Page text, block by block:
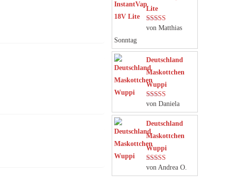
Lite
Bewertet mit
von Matthias
Sonntag
Deutschland
Maskottchen
Wuppi
Bewertet mit
5von 5
von Daniela
Deutschland
Maskottchen
Wuppi
Bewertet mit
5von 5
von Andrea O.